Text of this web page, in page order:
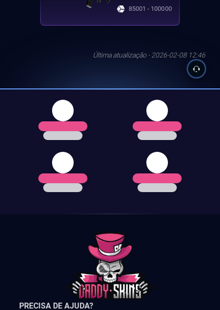
85001 - 100000
Última atualização - 2026-02-08 12:46
PRECISA DE AJUDA?